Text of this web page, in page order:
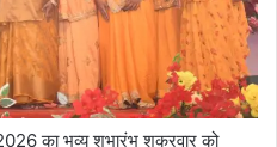
2026 का भव्य शुभारंभ शुक्रवार को